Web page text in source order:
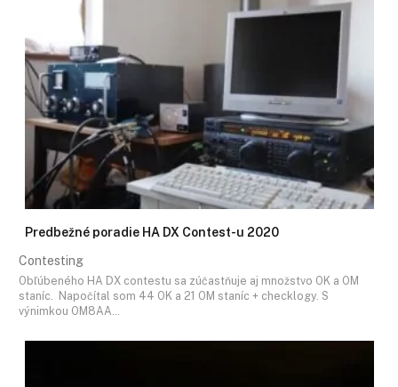
Predbežné poradie HA DX Contest-u 2020
Contesting
Obľúbeného HA DX contestu sa zúčastňuje aj množstvo OK a OM
staníc. Napočítal som 44 OK a 21 OM staníc + checklogy. S
výnimkou OM8AA…